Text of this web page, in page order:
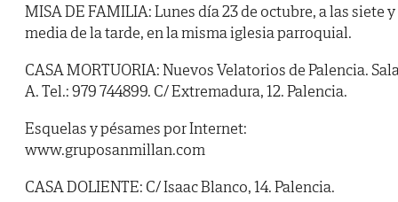
MISA DE FAMILIA: Lunes día 23 de octubre, a las siete y
media de la tarde, en la misma iglesia parroquial.
CASA MORTUORIA: Nuevos Velatorios de Palencia.
A. Tel.: 979 744899. C/ Extremadura, 12. Palencia.
Esquelas y pésames por Internet:
www.gruposanmillan.com
CASA DOLIENTE: C/ Isaac Blanco, 14. Palencia.